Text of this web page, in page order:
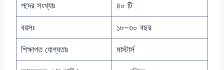
পদের সংখ্যাঃ ৪০ টি
বয়সঃ ১৮-৩০ বছর
শিক্ষাগত যোগ্যতাঃ মাস্টার্স